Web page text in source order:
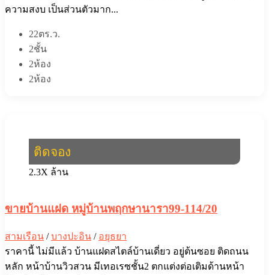
ความสงบ เป็นส่วนตัวมาก...
22ตร.ว.
2ชั้น
2ห้อง
2ห้อง
ติดจอง
2.3X ล้าน
ขายบ้านแฝด หมู่บ้านพฤกษานารา99-114/20
สามเรือน /บางปะอิน / อยุธยา
ราคานี้ ไม่มีแล้ว บ้านแฝดสไตล์บ้านเดี่ยว อยู่ต้นซอย ติดถนน
หลัก หน้าบ้านวิวสวน มีเทอเรซชั้น2 ตกแต่งต่อเติมด้านหน้า